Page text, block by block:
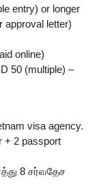
entry) or longer
approval letter)
online)
50 (multiple) –
visa agency.
+ 2 passport
8 சர்வதேச